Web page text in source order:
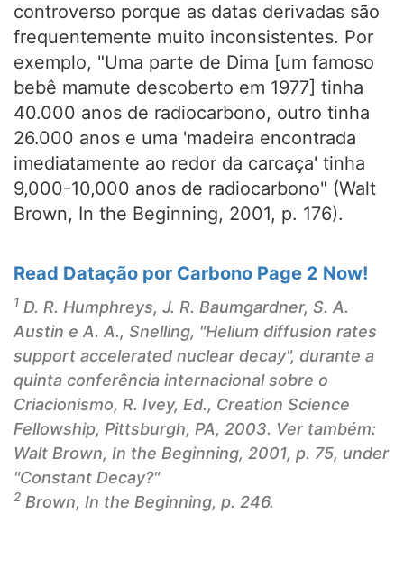
controverso porque as datas derivadas são
frequentemente muito inconsistentes. Por
exemplo, "Uma parte de Dima [um famoso
bebê mamute descoberto em 1977] tinha
40.000 anos de radiocarbono, outro tinha
26.000 anos e uma 'madeira encontrada
imediatamente ao redor da carcaça' tinha
9,000-10,000 anos de radiocarbono" (Walt
Brown, In the Beginning, 2001, p. 176).
Read Datação por Carbono Page 2 Now!
1 D. R. Humphreys, J. R. Baumgardner, S. A.
Austin e A. A., Snelling, "Helium diffusion rates
support accelerated nuclear decay", durante a
quinta conferência internacional sobre o
Criacionismo, R. Ivey, Ed., Creation Science
Fellowship, Pittsburgh, PA, 2003. Ver também:
Walt Brown, In the Beginning, 2001, p. 75, under
"Constant Decay?"
2 Brown, In the Beginning, p. 246.